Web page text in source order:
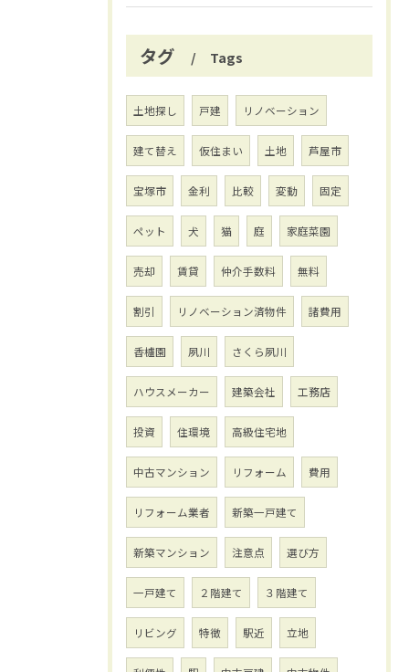
タグ Tags
土地探し 戸建 リノベーション
建て替え 仮住まい 土地 芦屋市
宝塚市 金利 比較 変動 固定
ペット 犬 猫 庭 家庭菜園
売却 賃貸 仲介手数料 無料
割引 リノベーション済物件 諸費用
香櫨園 夙川 さくら夙川
ハウスメーカー 建築会社 工務店
投資 住環境 高級住宅地
中古マンション リフォーム 費用
リフォーム業者 新築一戸建て
新築マンション 注意点 選び方
一戸建て ２階建て ３階建て
リビング 特徴 駅近 立地